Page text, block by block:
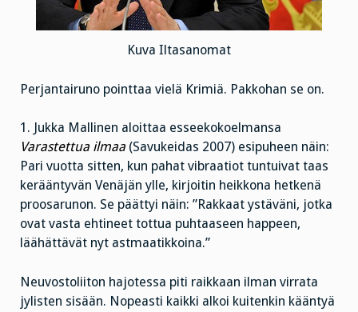
Kuva Iltasanomat
Perjantairuno pointtaa vielä Krimiä. Pakkohan se on.
1. Jukka Mallinen aloittaa esseekokoelmansa
Varastettua ilmaa (Savukeidas 2007) esipuheen näin:
Pari vuotta sitten, kun pahat vibraatiot tuntuivat taas
kerääntyvän Venäjän ylle, kirjoitin heikkona hetkenä
proosarunon. Se päättyi näin: ”Rakkaat ystäväni, jotka
ovat vasta ehtineet tottua puhtaaseen happeen,
läähättävät nyt astmaatikkoina.”
Neuvostoliiton hajotessa piti raikkaan ilman virrata
jylisten sisään. Nopeasti kaikki alkoi kuitenkin kääntyä